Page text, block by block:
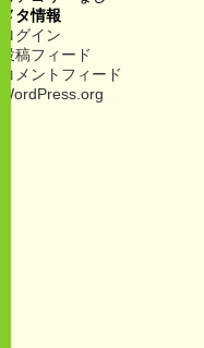
メタ情報
ログイン
投稿フィード
コメントフィード
WordPress.org